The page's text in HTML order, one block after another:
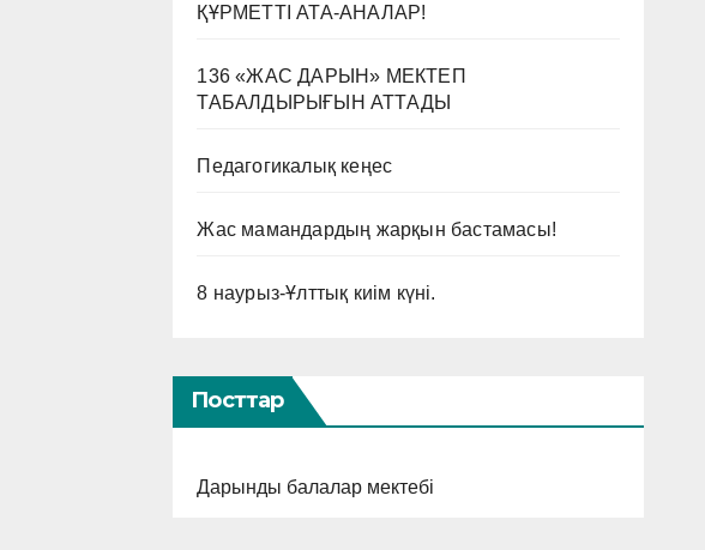
ҚҰРМЕТТІ АТА-АНАЛАР!
136 «ЖАС ДАРЫН» МЕКТЕП
ТАБАЛДЫРЫҒЫН АТТАДЫ
Педагогикалық кеңес
Жас мамандардың жарқын бастамасы!
8 наурыз-Ұлттық киім күні.
Посттар
Дарынды балалар мектебі